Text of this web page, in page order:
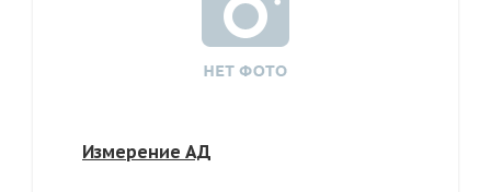
Измерение АД